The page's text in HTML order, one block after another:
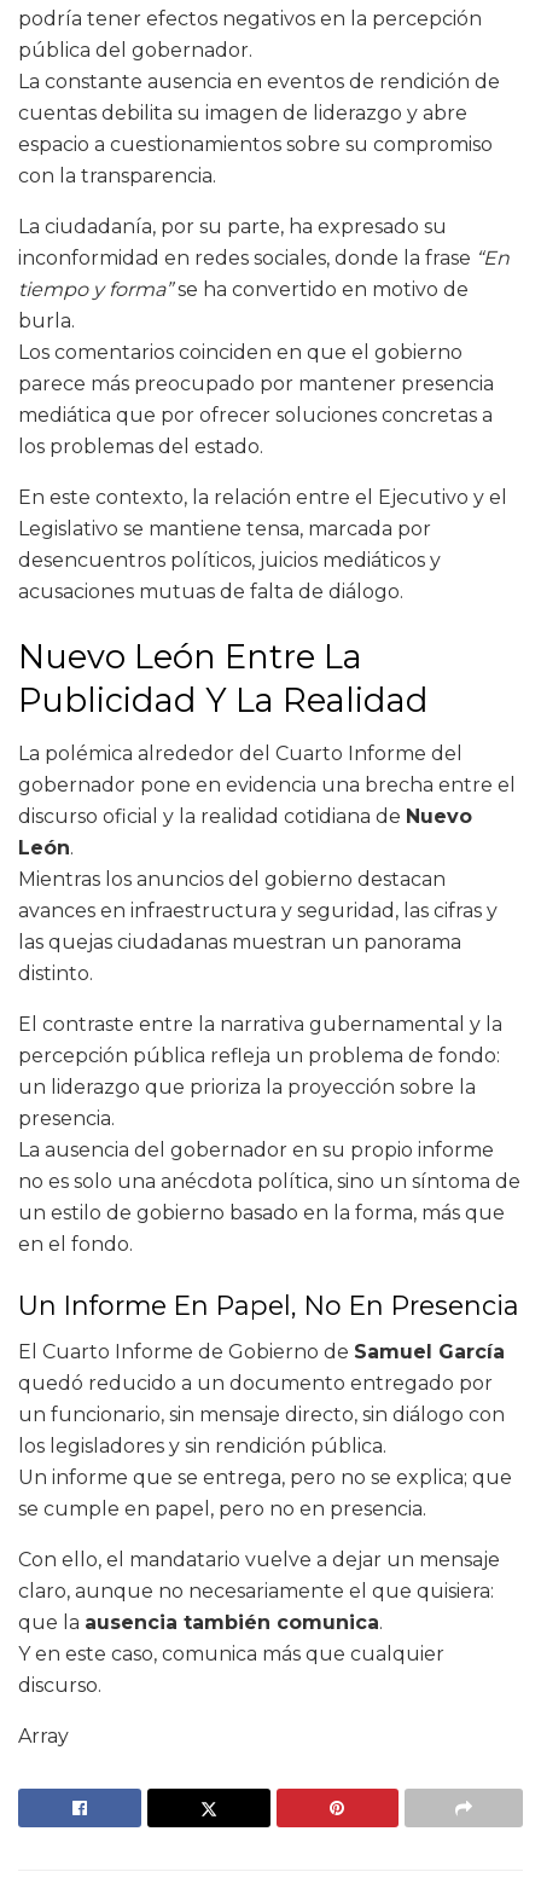
podría tener efectos negativos en la percepción
pública del gobernador.
La constante ausencia en eventos de rendición de
cuentas debilita su imagen de liderazgo y abre
espacio a cuestionamientos sobre su compromiso
con la transparencia.
La ciudadanía, por su parte, ha expresado su
inconformidad en redes sociales, donde la frase “En
tiempo y forma”se ha convertido en motivo de
burla.
Los comentarios coinciden en que el gobierno
parece más preocupado por mantener presencia
mediática que por ofrecer soluciones concretas a
los problemas del estado.
En este contexto, la relación entre el Ejecutivo y el
Legislativo se mantiene tensa, marcada por
desencuentros políticos, juicios mediáticos y
acusaciones mutuas de falta de diálogo.
Nuevo León Entre La
Publicidad Y La Realidad
La polémica alrededor del Cuarto Informe del
gobernador pone en evidencia una brecha entre el
discurso oficial y la realidad cotidiana de Nuevo
León.
Mientras los anuncios del gobierno destacan
avances en infraestructura y seguridad, las cifras y
las quejas ciudadanas muestran un panorama
distinto.
El contraste entre la narrativa gubernamental y la
percepción pública refleja un problema de fondo:
un liderazgo que prioriza la proyección sobre la
presencia.
La ausencia del gobernador en su propio informe
no es solo una anécdota política, sino un síntoma de
un estilo de gobierno basado en la forma, más que
en el fondo.
Un Informe En Papel, No En Presencia
El Cuarto Informe de Gobierno de Samuel García
quedó reducido a un documento entregado por
un funcionario, sin mensaje directo, sin diálogo con
los legisladores y sin rendición pública.
Un informe que se entrega, pero no se explica; que
se cumple en papel, pero no en presencia.
Con ello, el mandatario vuelve a dejar un mensaje
claro, aunque no necesariamente el que quisiera:
que la ausencia también comunica.
Y en este caso, comunica más que cualquier
discurso.
Array